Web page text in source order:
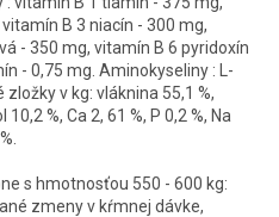
B 3 niacín - 300 mg,
- 350 mg, vitamín B 6 pyridoxín
- 0,75 mg. Aminokyseliny : L-
v kg: vláknina 55,1 %,
%, Ca 2, 61 %, P 0,2 %, Na
s hmotnosťou 550 - 600 kg:
zmeny v kŕmnej dávke,